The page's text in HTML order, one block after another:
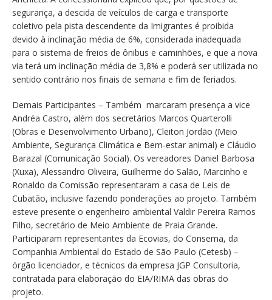
segurança, a descida de veículos de carga e transporte
coletivo pela pista descendente da Imigrantes é proibida
devido à inclinação média de 6%, considerada inadequada
para o sistema de freios de ônibus e caminhões, e que a nova
via terá um inclinação média de 3,8% e poderá ser utilizada no
sentido contrário nos finais de semana e fim de feriados.
Demais Participantes – Também marcaram presença a vice
Andréa Castro, além dos secretários Marcos Quarterolli
(Obras e Desenvolvimento Urbano), Cleiton Jordão (Meio
Ambiente, Segurança Climática e Bem-estar animal) e Cláudio
Barazal (Comunicação Social). Os vereadores Daniel Barbosa
(Xuxa), Alessandro Oliveira, Guilherme do Salão, Marcinho e
Ronaldo da Comissão representaram a casa de Leis de
Cubatão, inclusive fazendo ponderações ao projeto. Também
esteve presente o engenheiro ambiental Valdir Pereira Ramos
Filho, secretário de Meio Ambiente de Praia Grande.
Participaram representantes da Ecovias, do Consema, da
Companhia Ambiental do Estado de São Paulo (Cetesb) –
órgão licenciador, e técnicos da empresa JGP Consultoria,
contratada para elaboração do EIA/RIMA das obras do
projeto.